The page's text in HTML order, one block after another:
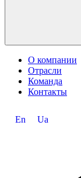
О компании
Отрасли
Команда
Контакты
En Ua